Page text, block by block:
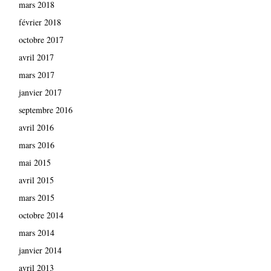
mars 2018
février 2018
octobre 2017
avril 2017
mars 2017
janvier 2017
septembre 2016
avril 2016
mars 2016
mai 2015
avril 2015
mars 2015
octobre 2014
mars 2014
janvier 2014
avril 2013